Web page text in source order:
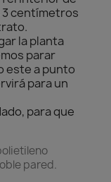
centímetros
la planta
parar
este a punto
para un
para que
pared.